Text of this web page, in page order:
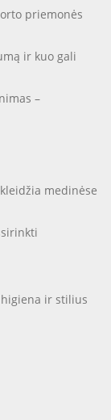
priemonės
ir kuo gali
–
medinėse
ir stilius